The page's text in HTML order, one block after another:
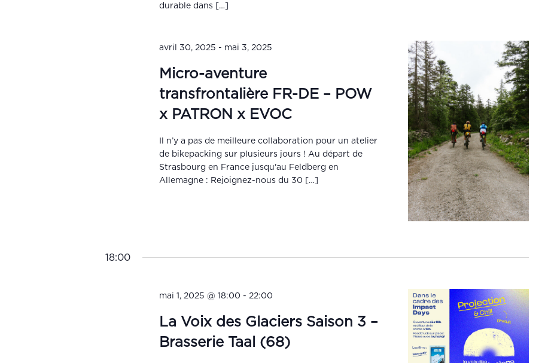
durable dans […]
avril 30, 2025 - mai 3, 2025
Micro-aventure
transfrontalière FR-DE – POW
x PATRON x EVOC
Il n’y a pas de meilleure collaboration pour un atelier
de bikepacking sur plusieurs jours ! Au départ de
Strasbourg en France jusqu'au Feldberg en
Allemagne : Rejoignez-nous du 30 […]
18:00
mai 1, 2025 @ 18:00 - 22:00
La Voix des Glaciers Saison 3 –
Brasserie Taal (68)